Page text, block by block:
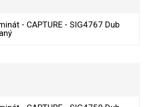
- CAPTURE - SIG4767 Dub